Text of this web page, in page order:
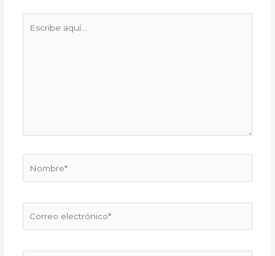
aquí...
electrónico*